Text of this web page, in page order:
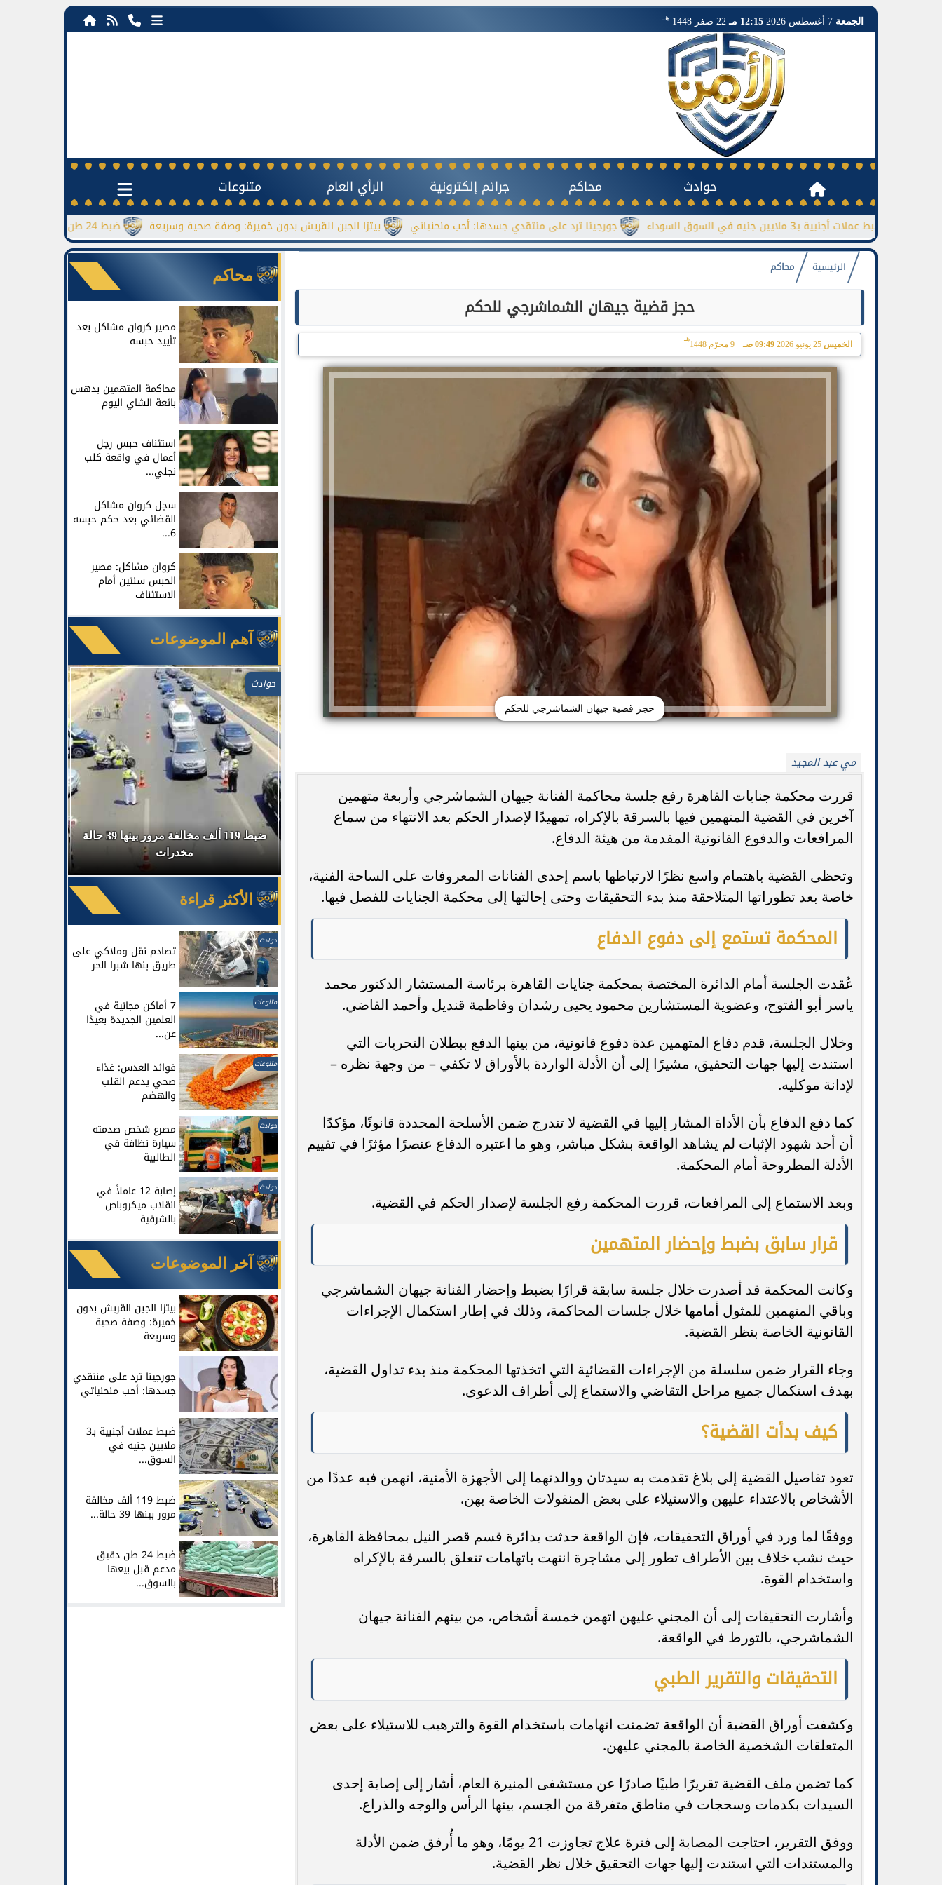
الجمعة 12:15 مـ 22 صفر 1448 هـ
حوادث محاكم جرائم إلكترونية الرأي العام متنوعات
ضبط 24 طن دقيق مدعم قبل بيعها بالسوق السوداء بيتزا الجبن القريش بدون خميرة: وصفة صحية وسريعة جورجينا ترد على منتقدي جسدها: أحب منحنياتي عملات أجنبية بـ3 ملايين جنيه في السوق السوداء
الرئيسية محاكم
حجز قضية جيهان الشماشرجي للحكم
الخميس 25 يونيو 2026 09:49 صـ 9 محرّم 1448
هـ
حجز قضية جيهان الشماشرجي للحكم
مي عبد المجيد
قررت محكمة جنايات القاهرة رفع جلسة محاكمة الفنانة جيهان الشماشرجي وأربعة متهمين
آخرين في القضية المتهمين فيها بالسرقة بالإكراه، تمهيدًا لإصدار الحكم بعد الانتهاء من سماع
المرافعات والدفوع القانونية المقدمة من هيئة الدفاع.
وتحظى القضية باهتمام واسع نظرًا لارتباطها باسم إحدى الفنانات المعروفات على الساحة الفنية،
خاصة بعد تطوراتها المتلاحقة منذ بدء التحقيقات وحتى إحالتها إلى محكمة الجنايات للفصل فيها.
المحكمة تستمع إلى دفوع الدفاع
عُقدت الجلسة أمام الدائرة المختصة بمحكمة جنايات القاهرة برئاسة المستشار الدكتور محمد
ياسر أبو الفتوح، وعضوية المستشارين محمود يحيى رشدان وفاطمة قنديل وأحمد القاضي.
وخلال الجلسة، قدم دفاع المتهمين عدة دفوع قانونية، من بينها الدفع ببطلان التحريات التي
استندت إليها جهات التحقيق، مشيرًا إلى أن الأدلة الواردة بالأوراق لا تكفي – من وجهة نظره –
لإدانة موكليه.
كما دفع الدفاع بأن الأداة المشار إليها في القضية لا تندرج ضمن الأسلحة المحددة قانونًا، مؤكدًا
أن أحد شهود الإثبات لم يشاهد الواقعة بشكل مباشر، وهو ما اعتبره الدفاع عنصرًا مؤثرًا في تقييم
الأدلة المطروحة أمام المحكمة.
وبعد الاستماع إلى المرافعات، قررت المحكمة رفع الجلسة لإصدار الحكم في القضية.
قرار سابق بضبط وإحضار المتهمين
وكانت المحكمة قد أصدرت خلال جلسة سابقة قرارًا بضبط وإحضار الفنانة جيهان الشماشرجي
وباقي المتهمين للمثول أمامها خلال جلسات المحاكمة، وذلك في إطار استكمال الإجراءات
القانونية الخاصة بنظر القضية.
وجاء القرار ضمن سلسلة من الإجراءات القضائية التي اتخذتها المحكمة منذ بدء تداول القضية،
بهدف استكمال جميع مراحل التقاضي والاستماع إلى أطراف الدعوى.
كيف بدأت القضية؟
تعود تفاصيل القضية إلى بلاغ تقدمت به سيدتان ووالدتهما إلى الأجهزة الأمنية، اتهمن فيه عددًا من
الأشخاص بالاعتداء عليهن والاستيلاء على بعض المنقولات الخاصة بهن.
ووفقًا لما ورد في أوراق التحقيقات، فإن الواقعة حدثت بدائرة قسم قصر النيل بمحافظة القاهرة،
حيث نشب خلاف بين الأطراف تطور إلى مشاجرة انتهت باتهامات تتعلق بالسرقة بالإكراه
واستخدام القوة.
وأشارت التحقيقات إلى أن المجني عليهن اتهمن خمسة أشخاص، من بينهم الفنانة جيهان
الشماشرجي، بالتورط في الواقعة.
التحقيقات والتقرير الطبي
وكشفت أوراق القضية أن الواقعة تضمنت اتهامات باستخدام القوة والترهيب للاستيلاء على بعض
المتعلقات الشخصية الخاصة بالمجني عليهن.
كما تضمن ملف القضية تقريرًا طبيًا صادرًا عن مستشفى المنيرة العام، أشار إلى إصابة إحدى
السيدات بكدمات وسحجات في مناطق متفرقة من الجسم، بينها الرأس والوجه والذراع.
ووفق التقرير، احتاجت المصابة إلى فترة علاج تجاوزت 21 يومًا، وهو ما أُرفق ضمن الأدلة
والمستندات التي استندت إليها جهات التحقيق خلال نظر القضية.
محاكم
مصير كروان مشاكل بعد
تأييد حبسه
محاكمة المتهمين بدهس
بائعة الشاي اليوم
استئناف حبس رجل
أعمال في واقعة كلب
نجلي...
سجل كروان مشاكل
القضائي بعد حكم حبسه
6...
كروان مشاكل: مصير
الحبس سنتين أمام
الاستئناف
آهم الموضوعات
بيتزا الجبن القريش بدون خميرة: وصفة صحية
جورجينا ترد على منتقدي جسدها: أحب
حوادث
ضبط 119 ألف مخالفة مرور بينها 39 حالة
مخدرات
الأكثر قراءة
حوادث
تصادم نقل وملاكي على
طريق بنها شبرا الحر
متنوعات 7 أماكن مجانية في
العلمين الجديدة بعيدًا
عن...
متنوعات فوائد العدس: غذاء
صحي يدعم القلب
والهضم
حوادث مصرع شخص صدمته
سيارة نظافة في
الطالبية
حوادث إصابة 12 عاملاً في
انقلاب ميكروباص
بالشرقية
آخر الموضوعات
بيتزا الجبن القريش بدون
خميرة: وصفة صحية
وسريعة
جورجينا ترد على منتقدي
جسدها: أحب منحنياتي
ضبط عملات أجنبية بـ3
ملايين جنيه في
السوق...
ضبط 119 ألف مخالفة
مرور بينها 39 حالة...
ضبط 24 طن دقيق
مدعم قبل بيعها
بالسوق...